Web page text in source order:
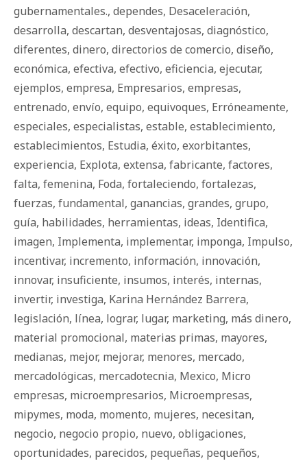
gubernamentales., dependes, Desaceleración,
desarrolla, descartan, desventajosas, diagnóstico,
diferentes, dinero, directorios de comercio, diseño,
económica, efectiva, efectivo, eficiencia, ejecutar,
ejemplos, empresa, Empresarios, empresas,
entrenado, envío, equipo, equivoques, Erróneamente,
especiales, especialistas, estable, establecimiento,
establecimientos, Estudia, éxito, exorbitantes,
experiencia, Explota, extensa, fabricante, factores,
falta, femenina, Foda, fortaleciendo, fortalezas,
fuerzas, fundamental, ganancias, grandes, grupo,
guía, habilidades, herramientas, ideas, Identifica,
imagen, Implementa, implementar, imponga, Impulso,
incentivar, incremento, información, innovación,
innovar, insuficiente, insumos, interés, internas,
invertir, investiga, Karina Hernández Barrera,
legislación, línea, lograr, lugar, marketing, más dinero,
material promocional, materias primas, mayores,
medianas, mejor, mejorar, menores, mercado,
mercadológicas, mercadotecnia, Mexico, Micro
empresas, microempresarios, Microempresas,
mipymes, moda, momento, mujeres, necesitan,
negocio, negocio propio, nuevo, obligaciones,
oportunidades, parecidos, pequeñas, pequeños,